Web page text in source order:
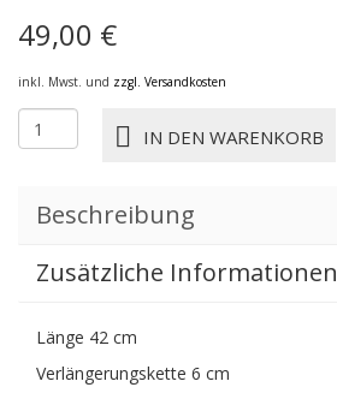
49,00 €
inkl. Mwst. und zzgl. Versandkosten
F809
KETTE
IN DEN WARENKORB
Beschreibung
Zusätzliche Informationen
Länge 42 cm
Verlängerungskette 6 cm